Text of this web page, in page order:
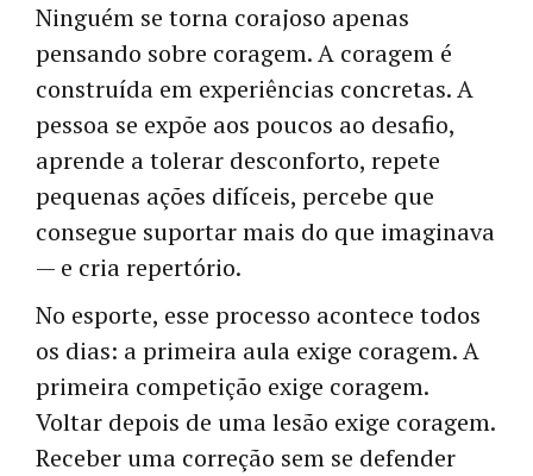
Ninguém se torna corajoso apenas
pensando sobre coragem. A coragem é
construída em experiências concretas. A
pessoa se expõe aos poucos ao desafio,
aprende a tolerar desconforto, repete
pequenas ações difíceis, percebe que
consegue suportar mais do que imaginava
— e cria repertório.
No esporte, esse processo acontece todos
os dias: a primeira aula exige coragem. A
primeira competição exige coragem.
Voltar depois de uma lesão exige coragem.
Receber uma correção sem se defender